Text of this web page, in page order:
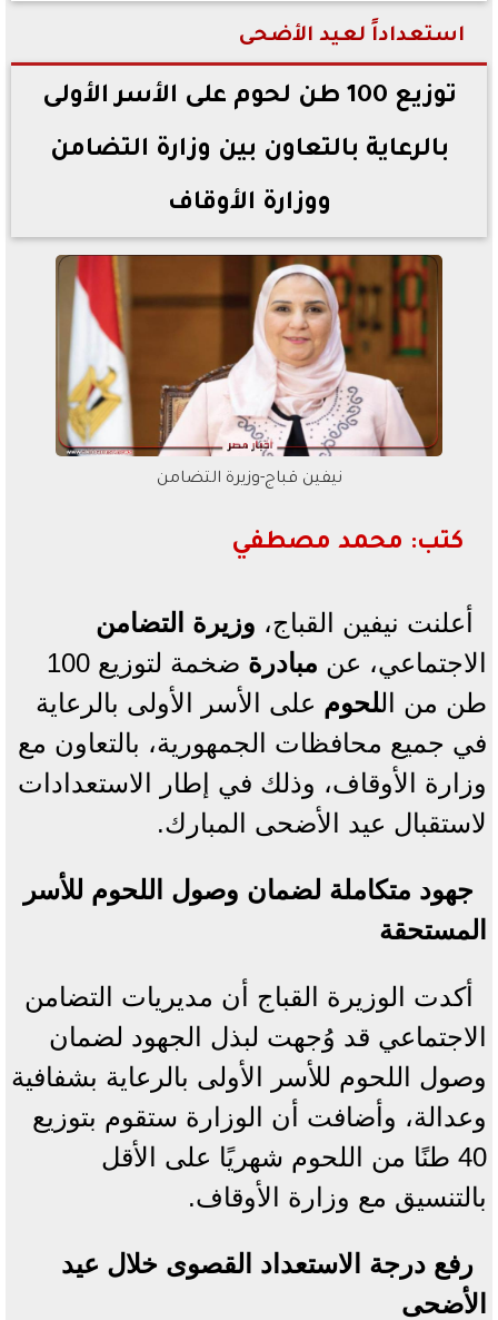
2024-06-09 13:19:03
استعداداً لعيد الأضحى
توزيع 100 طن لحوم على الأسر الأولى
بالرعاية بالتعاون بين وزارة التضامن
ووزارة الأوقاف
نيفين قباج-وزيرة التضامن
كتب: محمد مصطفي
أعلنت نيفين القباج، وزيرة التضامن
الاجتماعي، عن مبادرة
ضخمة لتوزيع 100
طن من اللحوم على الأسر الأولى بالرعاية
في جميع محافظات الجمهورية، بالتعاون مع
وزارة الأوقاف، وذلك في إطار الاستعدادات
لاستقبال عيد الأضحى المبارك.
جهود متكاملة لضمان وصول اللحوم للأسر
المستحقة
أكدت الوزيرة القباج أن مديريات التضامن
الاجتماعي قد وُجهت لبذل الجهود لضمان
وصول اللحوم للأسر الأولى بالرعاية بشفافية
وعدالة، وأضافت أن الوزارة ستقوم بتوزيع
40 طنًا من اللحوم شهريًا على الأقل
بالتنسيق مع وزارة الأوقاف.
رفع درجة الاستعداد القصوى خلال عيد
الأضحى